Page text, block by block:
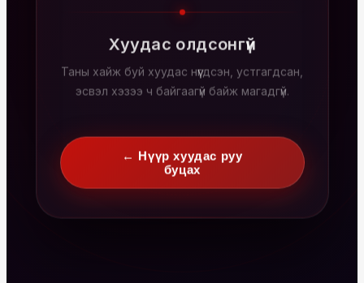
Хуудас олдсонгүй
Таны хайж буй хуудас нүүгдсэн, устгагдсан,
эсвэл хэзээ ч байгаагүй байж магадгүй.
← Нүүр хуудас руу
буцах